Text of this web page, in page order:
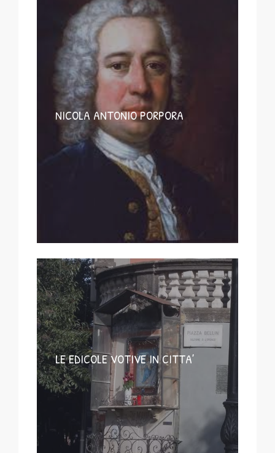
NICOLA ANTONIO PORPORA
LE EDICOLE VOTIVE IN CITTA’